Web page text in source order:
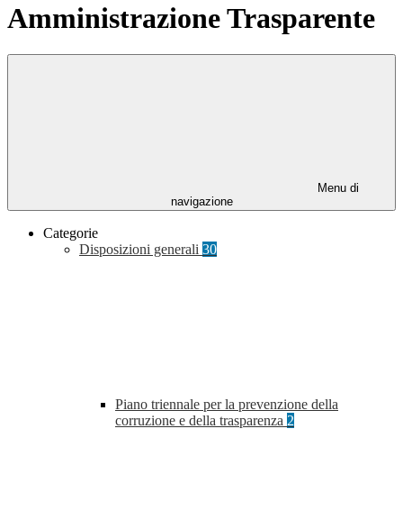
Amministrazione Trasparente
Menu di
navigazione
Categorie
Disposizioni generali 30
Piano triennale per la prevenzione della
corruzione e della trasparenza 2